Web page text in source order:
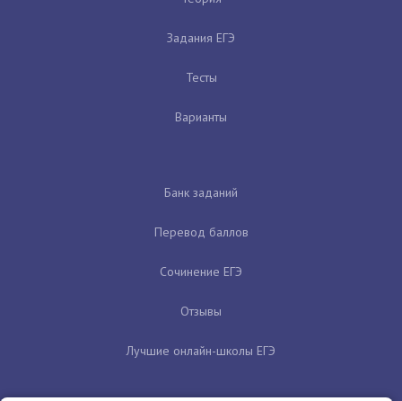
Задания ЕГЭ
Тесты
Варианты
Банк заданий
Перевод баллов
Сочинение ЕГЭ
Отзывы
Лучшие онлайн-школы ЕГЭ